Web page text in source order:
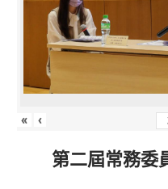
« ‹
第二屆常務